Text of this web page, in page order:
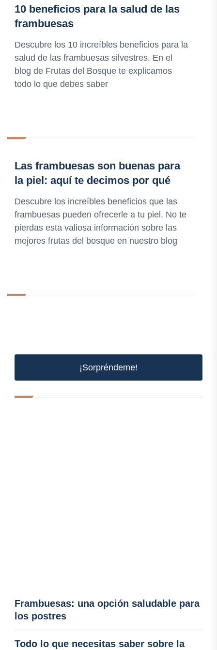
10 beneficios para la salud de las
frambuesas
Descubre los 10 increíbles beneficios para la
salud de las frambuesas silvestres. En el
blog de Frutas del Bosque te explicamos
todo lo que debes saber
Las frambuesas son buenas para
la piel: aquí te decimos por qué
Descubre los increíbles beneficios que las
frambuesas pueden ofrecerle a tu piel. No te
pierdas esta valiosa información sobre las
mejores frutas del bosque en nuestro blog
¡Sorpréndeme!
Frambuesas: una opción saludable para
los postres
Todo lo que necesitas saber sobre la